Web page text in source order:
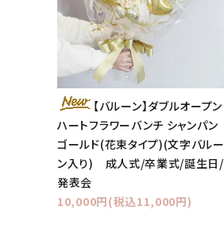
【バルーン】ダブルオープン
ハートフラワーバンチ シャンパン
ゴールド(花束タイプ)(文字バルー
ン入り) 成人式/卒業式/誕生日/
発表会
10,000円(税込11,000円)